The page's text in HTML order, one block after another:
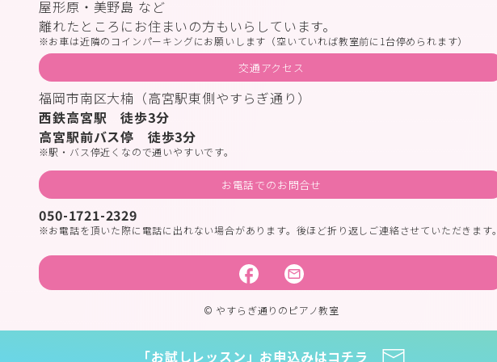
屋形原・美野島 など
離れたところにお住まいの方もいらしています。
お車は近隣のコインパーキングにお願いします（空いていれば教室前に1台停められます）
交通アクセス
福岡市南区大楠（高宮駅東側やすらぎ通り）
西鉄高宮駅 徒歩3分
高宮駅前バス停 徒歩3分
駅・バス停近くなので通いやすいです。
お電話でのお問合せ
050-1721-2329
お電話を頂いた際に電話に出れない場合があります。後ほど折り返しご連絡させていただきます。
© やすらぎ通りのピアノ教室
「お試しレッスン」お申込みはコチラ